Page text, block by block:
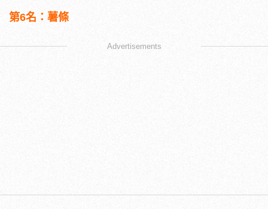
第6名：薯條
Advertisements